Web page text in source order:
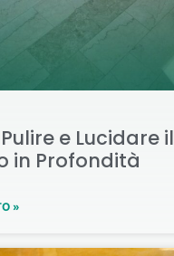
e Lucidare il
in Profondità
»